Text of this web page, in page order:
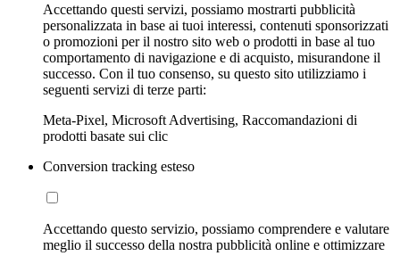
Accettando questi servizi, possiamo mostrarti pubblicità
personalizzata in base ai tuoi interessi, contenuti sponsorizzati
o promozioni per il nostro sito web o prodotti in base al tuo
comportamento di navigazione e di acquisto, misurandone il
successo. Con il tuo consenso, su questo sito utilizziamo i
seguenti servizi di terze parti:
Meta-Pixel, Microsoft Advertising, Raccomandazioni di
prodotti basate sui clic
Conversion tracking esteso
Accettando questo servizio, possiamo comprendere e valutare
meglio il successo della nostra pubblicità online e ottimizzare